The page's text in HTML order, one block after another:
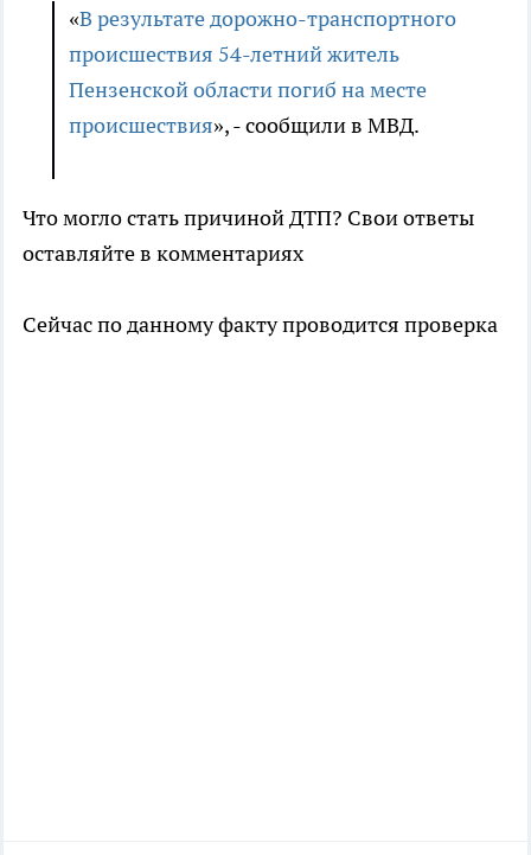
«В результате дорожно-транспортного
происшествия 54-летний житель
Пензенской области погиб на месте
происшествия», - сообщили в МВД.
Что могло стать причиной ДТП? Свои ответы
оставляйте в комментариях
Сейчас по данному факту проводится проверка